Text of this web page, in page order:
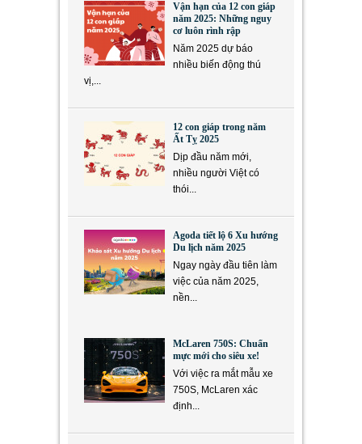
Vận hạn của 12 con giáp
năm 2025: Những nguy
cơ luôn rình rập
Năm 2025 dự báo
nhiều biến động thú
vị,...
12 con giáp trong năm
Ất Tỵ 2025
Dịp đầu năm mới,
nhiều người Việt có
thói...
Agoda tiết lộ 6 Xu hướng
Du lịch năm 2025
Ngay ngày đầu tiên làm
việc của năm 2025,
nền...
McLaren 750S: Chuẩn
mực mới cho siêu xe!
Với việc ra mắt mẫu xe
750S, McLaren xác
định...